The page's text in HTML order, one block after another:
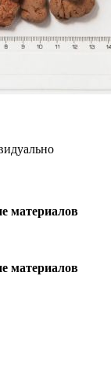
материалов
материалов